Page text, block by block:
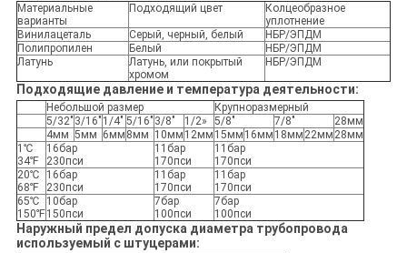
Материальные
варианты
Подходящий цвет
Колцеобразное
уплотнение
Винилацеталь
Серый, черный, белый
НБР/ЭПДМ
Полипропилен
Белый
НБР/ЭПДМ
Латунь
Латунь, или покрытый
хромом
НБР/ЭПДМ
Подходящие давление и температура деятельности:
Небольшой размер
Крупноразмерный
5/32" 3/16" 1/4" 5/16" 3/8" 1/2» 5/8" 7/8"
28мм
4мм 5мм 6мм 8мм 10мм 12мм 15мм 16мм 18мм 22мм 28мм
1℃
34℉
16бар
230пси
11бар
170пси
11бар
170пси
20℃
68℉
16бар
230пси
11бар
170пси
11бар
170пси
65℃
150℉
10бар
150пси
7бар
100пси
7бар
100пси
Наружный предел допуска диаметра трубопровода
используемый с штуцерами: